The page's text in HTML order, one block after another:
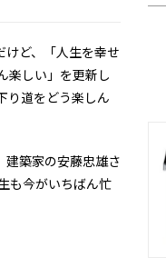
ど、「人生を幸せ
楽しい」を更新し
り道をどう楽しん
築家の安藤忠雄さ
も今がいちばん忙